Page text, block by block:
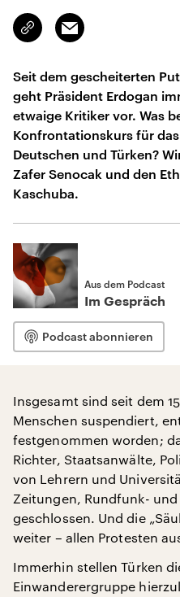
Link
kopieren/teilen
Email
Seit dem gescheiterten
geht Präsident Erdogan
etwaige Kritiker vor. Was
Konfrontationskurs für
Deutschen und Türken?
Zafer Senocak und den
Kaschuba.
Aus dem Podcast
Im Gespräch
Podcast abonnieren
Insgesamt sind seit dem
Menschen suspendiert,
festgenommen worden;
Richter, Staatsanwälte,
von Lehrern und
Zeitungen, Rundfunk-
geschlossen. Und die
weiter – allen Protesten
Immerhin stellen Türken
Einwanderergruppe